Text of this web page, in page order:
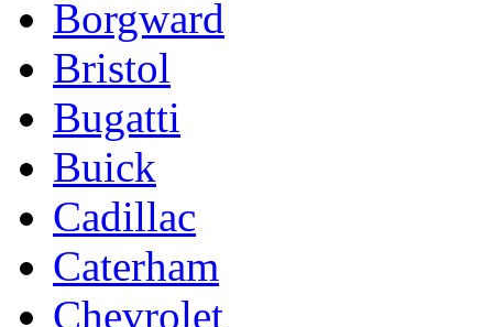
Borgward
Bristol
Bugatti
Buick
Cadillac
Caterham
Chevrolet